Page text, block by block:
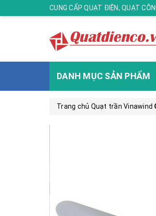
CUNG CẤP QUẠT ĐIỆN, QUẠT
DANH MỤC SẢN PHẨM
Trang chủ Quạt trần Vinawind